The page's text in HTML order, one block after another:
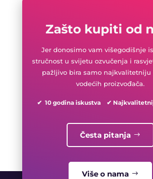
Zašto kupiti od
Jer donosimo vam višegodišnje
stručnost u svijetu ozvučenja i
pažljivo bira samo najkvalitetniju
vodećih proizvođača.
✔ 10 godina iskustva ✔
Česta pitanja
Više o nama